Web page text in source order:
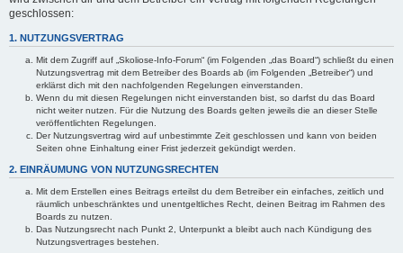
geschlossen:
1. NUTZUNGSVERTRAG
Mit dem Zugriff auf „Skoliose-Info-Forum“ (im Folgenden „das Board“) schließt du einen
Nutzungsvertrag mit dem Betreiber des Boards ab (im Folgenden „Betreiber“) und
erklärst dich mit den nachfolgenden Regelungen einverstanden.
Wenn du mit diesen Regelungen nicht einverstanden bist, so darfst du das Board
nicht weiter nutzen. Für die Nutzung des Boards gelten jeweils die an dieser Stelle
veröffentlichten Regelungen.
Der Nutzungsvertrag wird auf unbestimmte Zeit geschlossen und kann von beiden
Seiten ohne Einhaltung einer Frist jederzeit gekündigt werden.
2. EINRÄUMUNG VON NUTZUNGSRECHTEN
Mit dem Erstellen eines Beitrags erteilst du dem Betreiber ein einfaches, zeitlich und
räumlich unbeschränktes und unentgeltliches Recht, deinen Beitrag im Rahmen des
Boards zu nutzen.
Das Nutzungsrecht nach Punkt 2, Unterpunkt a bleibt auch nach Kündigung des
Nutzungsvertrages bestehen.